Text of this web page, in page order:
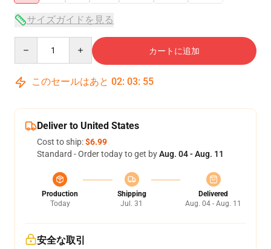
サイズガイドを見る
カートに追加
このセールはあと 02: 03: 54
Deliver to United States
Cost to ship:$6.99
Standard - Order today to get byAug. 04 - Aug. 11
Production
Today
Shipping
Jul. 31
Delivered
Aug. 04 - Aug. 11
安全な取引